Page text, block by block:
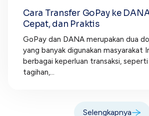
Cara Transfer GoPay ke
Cepat, dan Praktis
GoPay dan DANA merupakan dua
yang banyak digunakan masyarakat
berbagai keperluan transaksi,
tagihan,...
Selengkapnya